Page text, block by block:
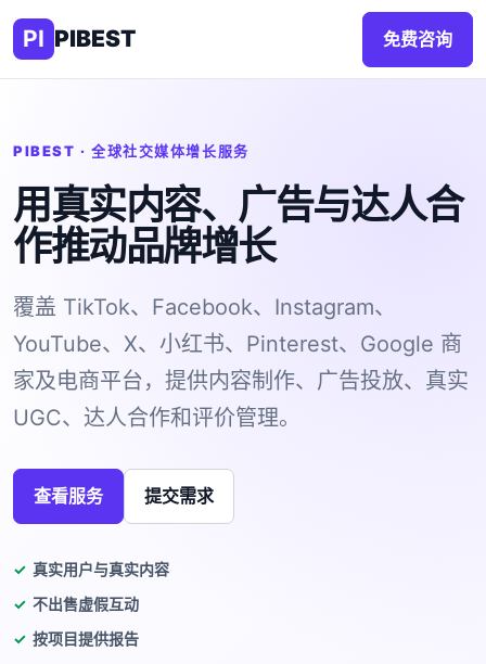
PI PIBEST 免费咨询
PIBEST · 全球社交媒体增长服务
用真实内容、广告与达人合
作推动品牌增长
覆盖 TikTok、Facebook、Instagram、
YouTube、X、小红书、Pinterest、Google 商
家及电商平台，提供内容制作、广告投放、真实
UGC、达人合作和评价管理。
查看服务 提交需求
真实用户与真实内容
不出售虚假互动
按项目提供报告